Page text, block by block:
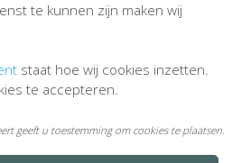
Disclaimer
te kunnen zijn maken wij
staat hoe wij cookies inzetten.
te accepteren.
geeft u toestemming om cookies te plaatsen.